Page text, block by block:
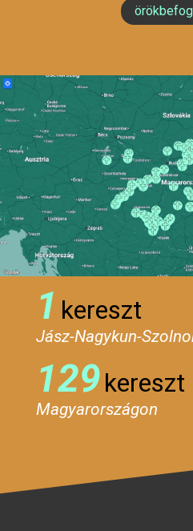
1 kereszt
Jász-Nagykun-
129kereszt
Magyarországon